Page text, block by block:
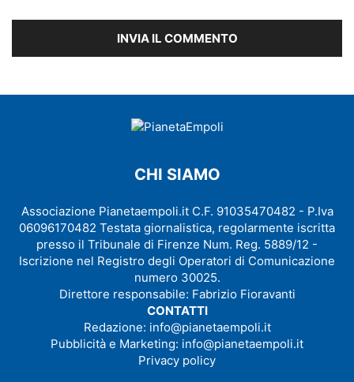
CHI SIAMO
Associazione Pianetaempoli.it C.F. 91035470482 - P.Iva
06096170482 Testata giornalistica, regolarmente iscritta
presso il Tribunale di Firenze Num. Reg. 5889/12 -
Iscrizione nel Registro degli Operatori di Comunicazione
numero 30025.
Direttore responsabile: Fabrizio Fioravanti
CONTATTI
Redazione: info@pianetaempoli.it
Pubblicità e Marketing: info@pianetaempoli.it
Privacy policy